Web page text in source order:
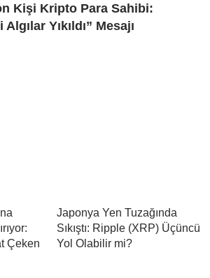
Kişi Kripto Para Sahibi:
Yıkıldı” Mesajı
Çeken
Japonya Yen Tuzağında
Sıkıştı: Ripple (XRP) Üçüncü
Yol Olabilir mi?